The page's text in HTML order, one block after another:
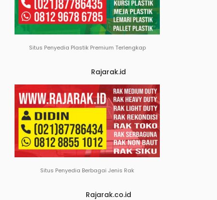
Situs Penyedia Plastik Premium Terlengkap
Rajarak.id
Situs Penyedia Berbagai Jenis Rak
Rajarak.co.id